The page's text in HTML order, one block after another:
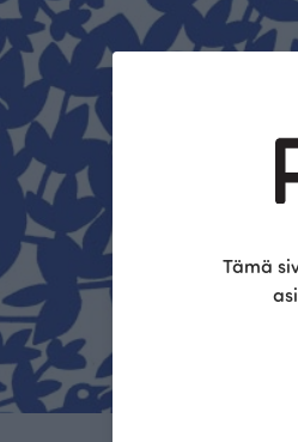
Tämä